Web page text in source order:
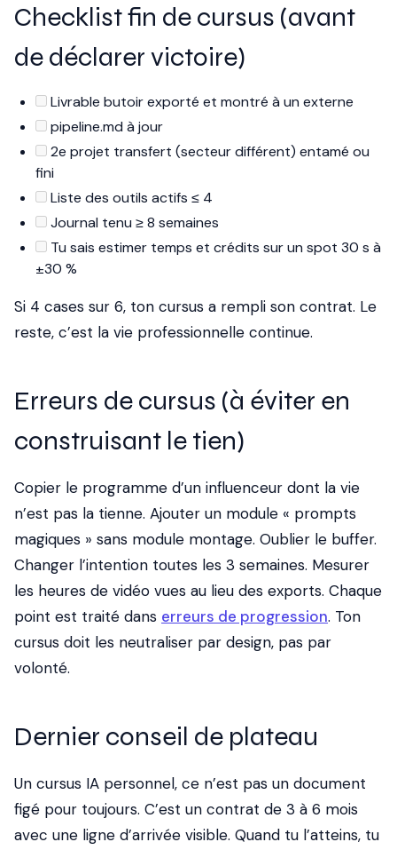
Checklist fin de cursus (avant
de déclarer victoire)
Livrable butoir exporté et montré à un externe
pipeline.md à jour
2e projet transfert (secteur différent) entamé ou
fini
Liste des outils actifs ≤ 4
Journal tenu ≥ 8 semaines
Tu sais estimer temps et crédits sur un spot 30 s à
±30 %
Si 4 cases sur 6, ton cursus a rempli son contrat. Le
reste, c’est la vie professionnelle continue.
Erreurs de cursus (à éviter en
construisant le tien)
Copier le programme d’un influenceur dont la vie
n’est pas la tienne. Ajouter un module « prompts
magiques » sans module montage. Oublier le buffer.
Changer l’intention toutes les 3 semaines. Mesurer
les heures de vidéo vues au lieu des exports. Chaque
point est traité dans erreurs de progression. Ton
cursus doit les neutraliser par design, pas par
volonté.
Dernier conseil de plateau
Un cursus IA personnel, ce n’est pas un document
figé pour toujours. C’est un contrat de 3 à 6 mois
avec une ligne d’arrivée visible. Quand tu l’atteins, tu